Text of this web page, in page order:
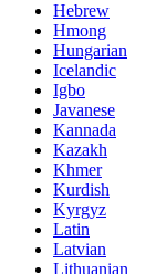
Hebrew
Hmong
Hungarian
Icelandic
Igbo
Javanese
Kannada
Kazakh
Khmer
Kurdish
Kyrgyz
Latin
Latvian
Lithuanian